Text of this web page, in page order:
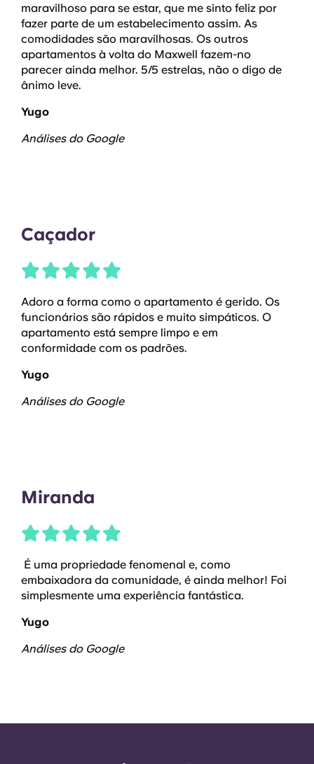
maravilhoso para se estar, que me sinto feliz por
fazer parte de um estabelecimento assim. As
comodidades são maravilhosas. Os outros
apartamentos à volta do Maxwell fazem-no
parecer ainda melhor. 5/5 estrelas, não o digo de
ânimo leve.
Yugo
Análises do Google
Caçador
Adoro a forma como o apartamento é gerido. Os
funcionários são rápidos e muito simpáticos. O
apartamento está sempre limpo e em
conformidade com os padrões.
Yugo
Análises do Google
Miranda
É uma propriedade fenomenal e, como
embaixadora da comunidade, é ainda melhor! Foi
simplesmente uma experiência fantástica.
Yugo
Análises do Google